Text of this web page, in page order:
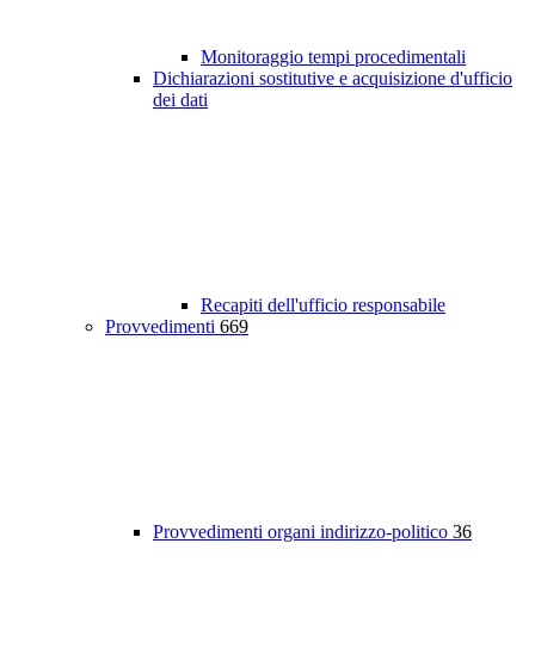
Monitoraggio tempi procedimentali
Dichiarazioni sostitutive e acquisizione d'ufficio
dei dati
Recapiti dell'ufficio responsabile
Provvedimenti 669
Provvedimenti organi indirizzo-politico 36